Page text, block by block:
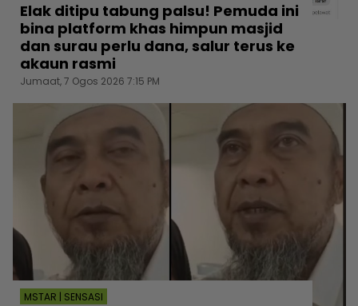
Elak ditipu tabung palsu! Pemuda ini
bina platform khas himpun masjid
dan surau perlu dana, salur terus ke
akaun rasmi
Jumaat, 7 Ogos 2026 7:15 PM
MSTAR | SENSASI